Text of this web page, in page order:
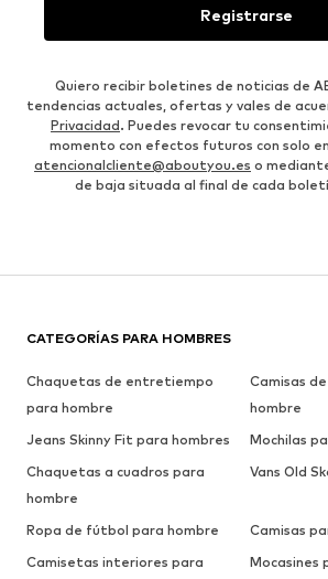
Registrarse
Quiero recibir boletines de noticias de
tendencias actuales, ofertas y vales de
Privacidad. Puedes revocar tu
momento con efectos futuros con solo
atencionalcliente@aboutyou.es o
de baja situada al final de cada
CATEGORÍAS PARA HOMBRES
Chaquetas de entretiempo
para hombre
Camisas
hombre
Jeans Skinny Fit para hombres
Mochilas
Chaquetas a cuadros para
hombre
Vans Old
Ropa de fútbol para hombre
Camisas
Camisetas interiores para
Mocasines